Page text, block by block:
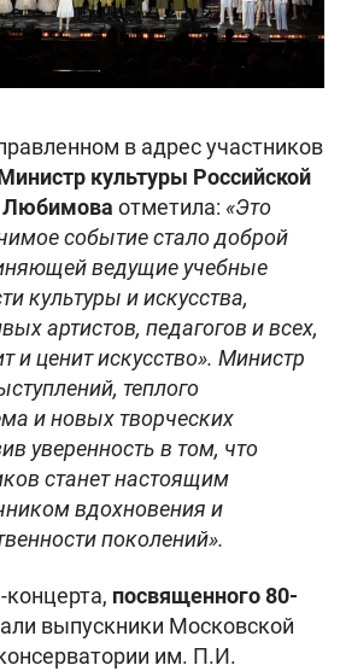
в адрес участников
культуры Российской
Любимова отметила: «Это
событие стало доброй
ведущие учебные
культуры и искусства,
артистов, педагогов и всех,
и ценит искусство». Министр
теплого
и новых творческих
уверенность в том, что
станет настоящим
вдохновения и
поколений».
посвященного 80-
выпускники Московской
им. П.И.